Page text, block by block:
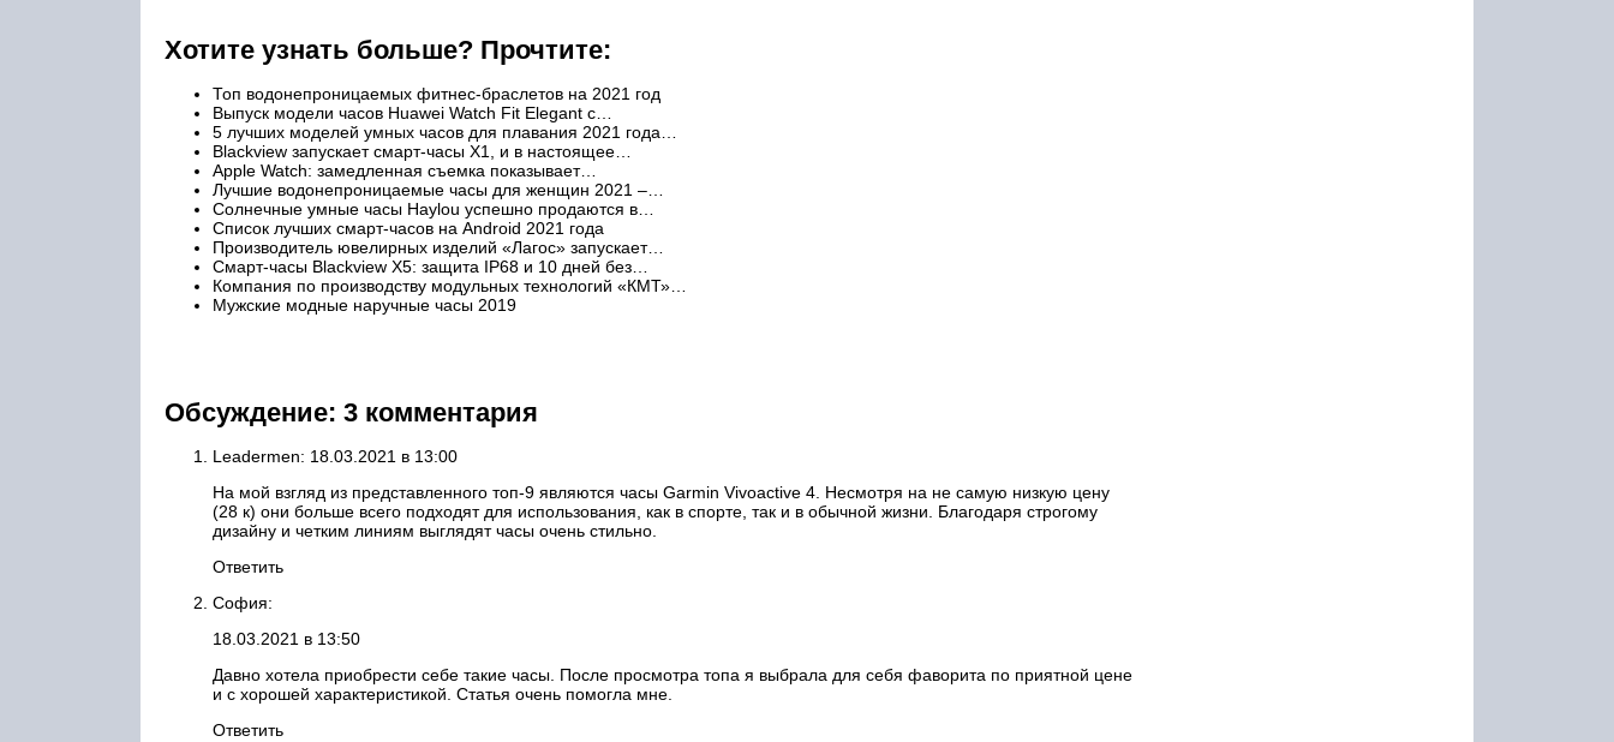
Хотите узнать больше? Прочтите:
Топ водонепроницаемых фитнес-браслетов на 2021 год
Выпуск модели часов Huawei Watch Fit Elegant с…
5 лучших моделей умных часов для плавания 2021 года…
Blackview запускает смарт-часы X1, и в настоящее…
Apple Watch: замедленная съемка показывает…
Лучшие водонепроницаемые часы для женщин 2021 –…
Солнечные умные часы Haylou успешно продаются в…
Список лучших смарт-часов на Android 2021 года
Производитель ювелирных изделий «Лагос» запускает…
Смарт-часы Blackview X5: защита IP68 и 10 дней без…
Компания по производству модульных технологий «КМТ»…
Мужские модные наручные часы 2019
Обсуждение: 3 комментария
Leadermen: 18.03.2021 в 13:00
На мой взгляд из представленного топ-9 являются часы Garmin Vivoactive 4. Несмотря на не самую низкую цену
(28 к) они больше всего подходят для использования, как в спорте, так и в обычной жизни. Благодаря строгому
дизайну и четким линиям выглядят часы очень стильно.
Ответить
София:
18.03.2021 в 13:50
Давно хотела приобрести себе такие часы. После просмотра топа я выбрала для себя фаворита по приятной цене
и с хорошей характеристикой. Статья очень помогла мне.
Ответить